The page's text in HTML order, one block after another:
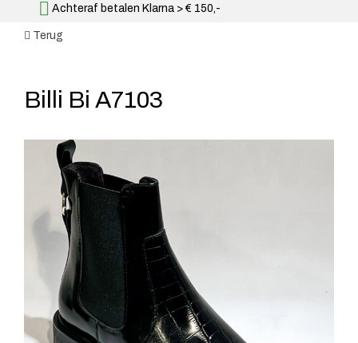
Achteraf betalen Klarna > € 150,-
Terug
Billi Bi A7103